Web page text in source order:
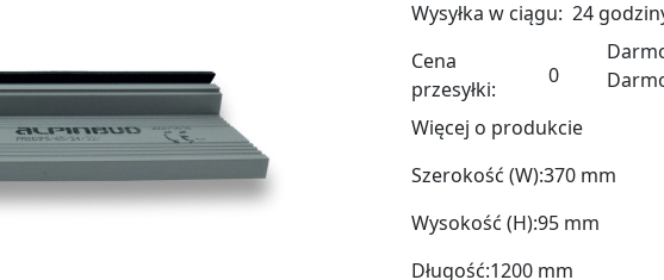
Wysyłka w ciągu: 24
Cena
przesyłki:
0
Więcej o produkcie
Szerokość (W):370 mm
Wysokość (H):95 mm
Długość:1200 mm